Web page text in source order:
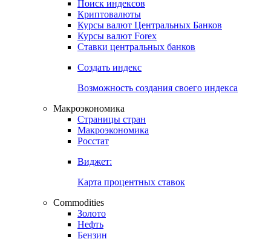
Получить доступ
Индикаторы рынка
Поиск индексов
Курсы валют Центральных Банков
Ставки центральных банков
Создать индекс
Возможность создания своего индекса
Страницы стран
Росстат
Виджет:
Карта процентных ставок